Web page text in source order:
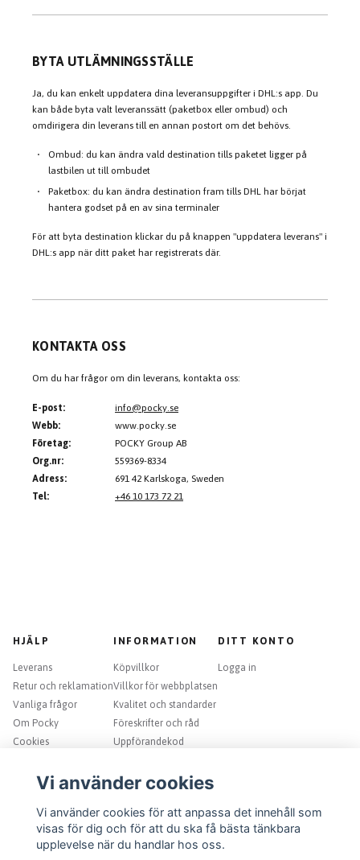
BYTA UTLÄMNINGSSTÄLLE
Ja, du kan enkelt uppdatera dina leveransuppgifter i DHL:s app. Du
kan både byta valt leveranssätt (paketbox eller ombud) och
omdirigera din leverans till en annan postort om det behövs.
Ombud: du kan ändra vald destination tills paketet ligger på
lastbilen ut till ombudet
Paketbox: du kan ändra destination fram tills DHL har börjat
hantera godset på en av sina terminaler
För att byta destination klickar du på knappen "uppdatera leverans" i
DHL:s app när ditt paket har registrerats där.
KONTAKTA OSS
Om du har frågor om din leverans, kontakta oss:
E-post:
info@pocky.se
Webb:
www.pocky.se
Företag:
POCKY Group AB
Org.nr:
559369-8334
Adress:
691 42 Karlskoga, Sweden
Tel:
+46 10 173 72 21
HJÄLP
Leverans
Retur och reklamation
Vanliga frågor
Om Pocky
Cookies
INFORMATION
Köpvillkor
Villkor för webbplatsen
Kvalitet och standarder
Föreskrifter och råd
Uppförandekod
DITT KONTO
Logga in
NYHETSBREV
E-postadress
PRENUMERERA
PRENUMERERA
Vi använder cookies
Vi använder cookies för att anpassa det innehåll som
visas för dig och för att du ska få bästa tänkbara
upplevelse när du handlar hos oss.